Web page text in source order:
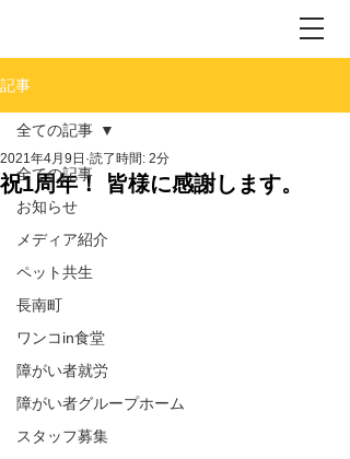
記事
全ての記事
お知らせ
メディア紹介
ペット共生
長南町
ワンコin食堂
障がい者就労
障がい者グループホーム
スタッフ募集
全ての記事
祝1周年！ 皆様に感謝します。
2021年4月9日 読了時間: 2分